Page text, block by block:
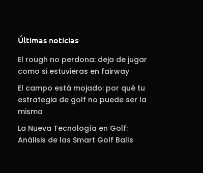
Últimas noticias
El rough no perdona: deja de jugar
como si estuvieras en fairway
El campo está mojado: por qué tu
estrategia de golf no puede ser la
misma
La Nueva Tecnología en Golf:
Análisis de las Smart Golf Balls